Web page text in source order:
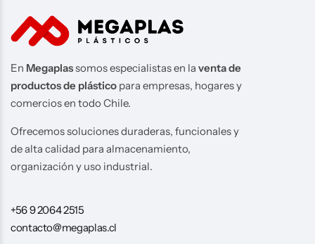
En Megaplassomos especialistas en la venta de
productos de plástico para empresas, hogares y
comercios en todo Chile.
Ofrecemos soluciones duraderas, funcionales y
de alta calidad para almacenamiento,
organización y uso industrial.
+56 9 2064 2515
contacto@megaplas.cl